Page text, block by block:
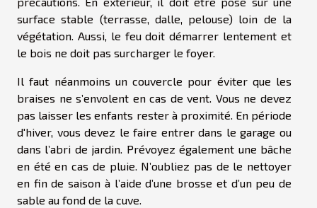
surface stable (terrasse, dalle, pelouse) loin de la
végétation. Aussi, le feu doit démarrer lentement et
le bois ne doit pas surcharger le foyer.
Il faut néanmoins un couvercle pour éviter que les
braises ne s’envolent en cas de vent. Vous ne devez
pas laisser les enfants rester à proximité. En période
d'hiver, vous devez le faire entrer dans le garage ou
dans l’abri de jardin. Prévoyez également une bâche
en été en cas de pluie. N’oubliez pas de le nettoyer
en fin de saison à l’aide d’une brosse et d’un peu de
sable au fond de la cuve.